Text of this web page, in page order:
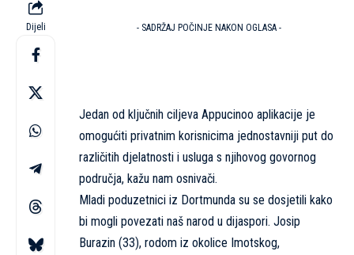
Dijeli - SADRŽAJ POČINJE NAKON OGLASA -
Jedan od ključnih ciljeva Appucinoo aplikacije je
omogućiti privatnim korisnicima jednostavniji put do
različitih djelatnosti i usluga s njihovog govornog
područja, kažu nam osnivači.
Mladi poduzetnici iz Dortmunda su se dosjetili kako
bi mogli povezati naš narod u dijaspori. Josip
Burazin (33), rodom iz okolice Imotskog,